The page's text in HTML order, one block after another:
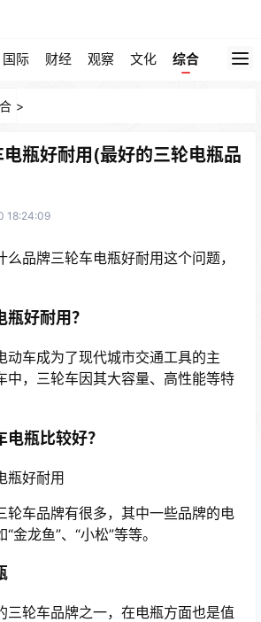
国际 财经 观察 文化 综合
>
瓶好耐用(最好的三轮电瓶品
18:24:09
品牌三轮车电瓶好耐用这个问题，
好耐用？
动车成为了现代城市交通工具的主
中，三轮车因其大容量、高性能等特
瓶比较好？
轮车品牌有很多，其中一些品牌的电
金龙鱼”、“小松”等等。
三轮车品牌之一，在电瓶方面也是值